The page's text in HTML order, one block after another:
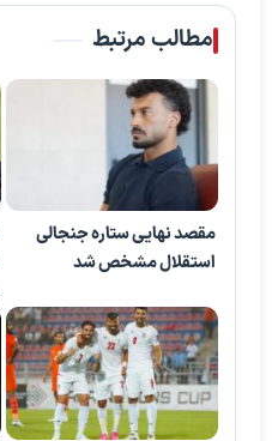
مطالب مرتبط
مقصد نهایی ستاره جنجالی
استقلال مشخص شد